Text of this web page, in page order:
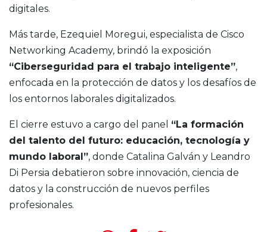
digitales.
Más tarde, Ezequiel Moregui, especialista de Cisco
Networking Academy, brindó la exposición
“Ciberseguridad para el trabajo inteligente”,
enfocada en la protección de datos y los desafíos de
los entornos laborales digitalizados.
El cierre estuvo a cargo del panel “La formación
del talento del futuro: educación, tecnología y
mundo laboral”, donde Catalina Galván y Leandro
Di Persia debatieron sobre innovación, ciencia de
datos y la construcción de nuevos perfiles
profesionales.